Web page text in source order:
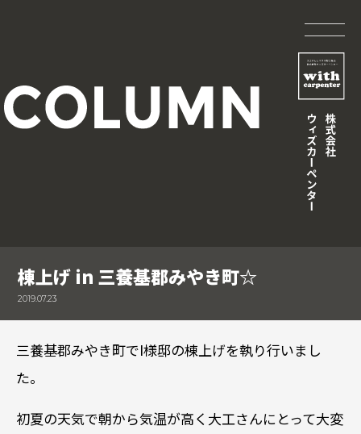
棟上げ in 三養基郡みやき町☆
2019.07.23
三養基郡みやき町でI様邸の棟上げを執り行いまし
た。
初夏の天気で朝から気温が高く大工さんにとって大変